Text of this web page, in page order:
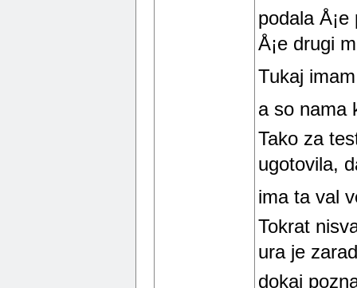
podala
Å¡e drugi
Tukaj
a so nama
Tako za
ugotovila,
ima ta val
Tokrat
ura je
dokaj